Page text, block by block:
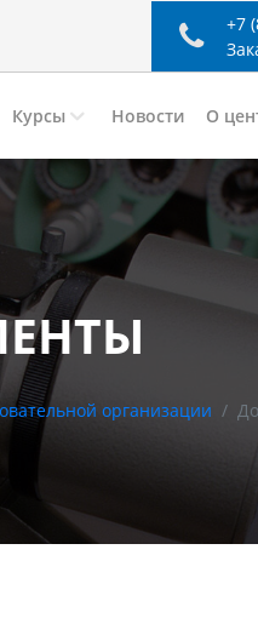
+7
Курсы Новости О
организации